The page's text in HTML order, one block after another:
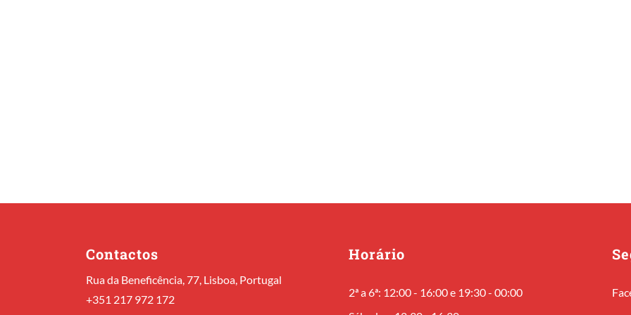
Contactos
Rua da Beneficência, 77, Lisboa, Portugal
+351 217 972 172
Horário
2ª a 6ª: 12:00 - 16:00 e 19:30 - 00:00